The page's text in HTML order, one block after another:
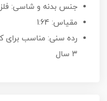
جنس بدنه و شاسی:
مقیاس: 1:64
رده سنی: مناسب برای
۳ سال